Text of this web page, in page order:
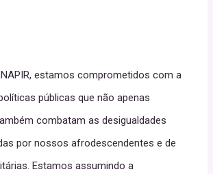
estamos comprometidos com a
públicas que não apenas
combatam as desigualdades
por nossos afrodescendentes e de
Estamos assumindo a